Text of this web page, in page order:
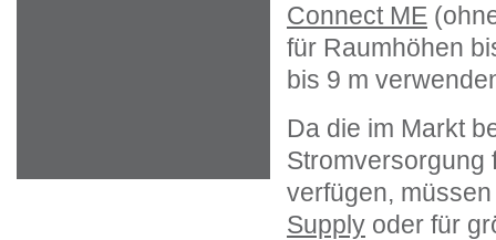
Connect ME
für Raumhöhen
bis 9 m
Da die im Markt
Stromversorgung
verfügen,
Supply oder für